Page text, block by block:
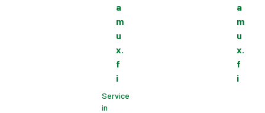
a
m
u
x.
f
i
Service
in
a
m
u
x.
f
i